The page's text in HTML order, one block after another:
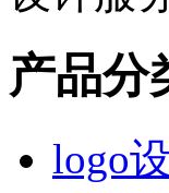
产品分
logo